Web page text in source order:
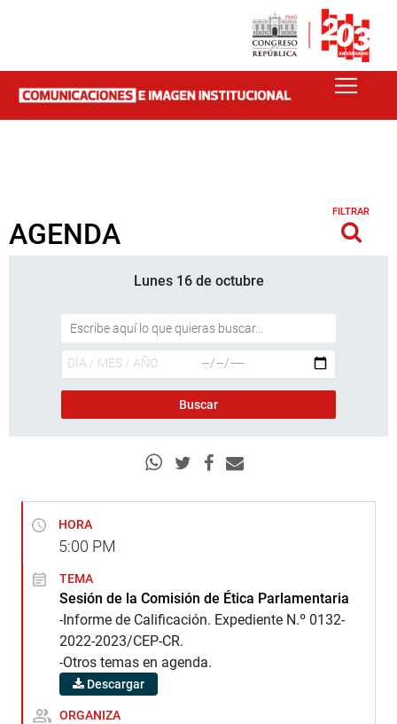
AGENDA
FILTRAR
Lunes 16 de octubre
HORA
5:00 PM
TEMA
Sesión de la Comisión de Ética Parlamentaria
-Informe de Calificación. Expediente N.º 0132-
2022-2023/CEP-CR.
-Otros temas en agenda.
Descargar
ORGANIZA